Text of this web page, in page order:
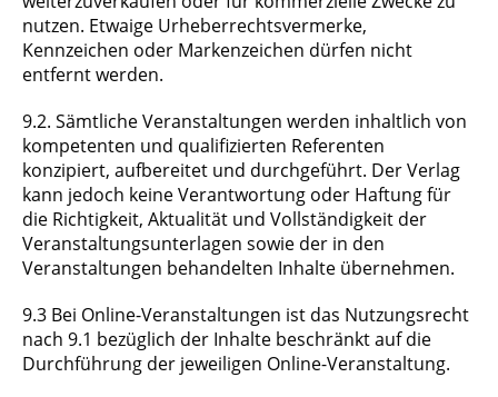
nutzen. Etwaige Urheberrechtsvermerke,
Kennzeichen oder Markenzeichen dürfen nicht
entfernt werden.
9.2. Sämtliche Veranstaltungen werden inhaltlich von
kompetenten und qualifizierten Referenten
konzipiert, aufbereitet und durchgeführt. Der Verlag
kann jedoch keine Verantwortung oder Haftung für
die Richtigkeit, Aktualität und Vollständigkeit der
Veranstaltungsunterlagen sowie der in den
Veranstaltungen behandelten Inhalte übernehmen.
9.3 Bei Online-Veranstaltungen ist das Nutzungsrecht
nach 9.1 bezüglich der Inhalte beschränkt auf die
Durchführung der jeweiligen Online-Veranstaltung.